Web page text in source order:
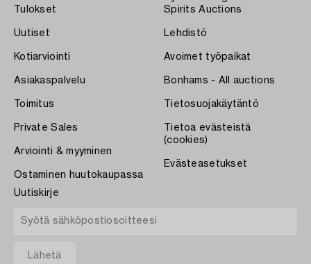
Tulokset
Uutiset
Kotiarviointi
Asiakaspalvelu
Toimitus
Private Sales
Arviointi & myyminen
Ostaminen huutokaupassa
Spirits Auctions
Lehdistö
Avoimet työpaikat
Bonhams - All auctions
Tietosuojakäytäntö
Tietoa evästeistä
(cookies)
Evästeasetukset
Uutiskirje